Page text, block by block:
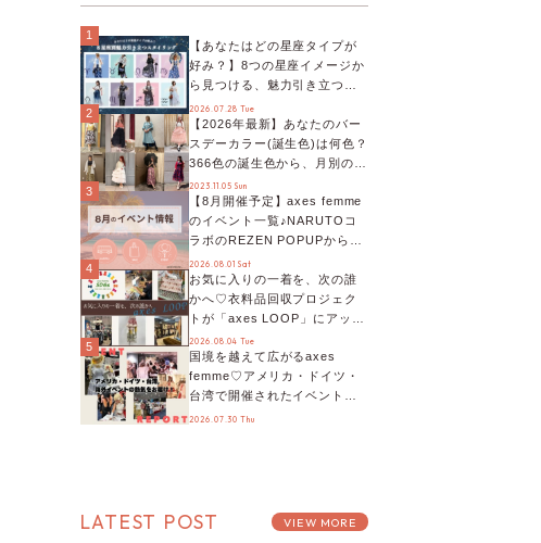
1
【あなたはどの星座タイプが
好み？】8つの星座イメージか
ら見つける、魅力引き立つス
タイリング♡
2026.07.28 Tue
2
【2026年最新】あなたのバー
スデーカラー(誕生色)は何色？
366色の誕生色から、月別の誕
生色、バースデーカラーコー
デまでご紹介♡
2023.11.05 Sun
3
【8月開催予定】axes femme
のイベント一覧♪NARUTOコ
ラボのREZEN POPUPから、
プチYour Stage.、ティーパー
ティまで！8月の特別なイベン
トをチェック◎
2026.08.01 Sat
4
お気に入りの一着を、次の誰
かへ♡衣料品回収プロジェク
トが「axes LOOP」にアップ
デート！活用するとポイント
が手に入る◎
2026.08.04 Tue
5
国境を越えて広がるaxes
femme♡アメリカ・ドイツ・
台湾で開催されたイベントを
お届け！美沙子さんからのコ
2026.07.30 Thu
LATEST POST VIEW MORE